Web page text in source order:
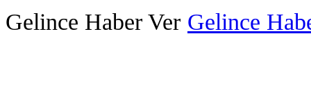
Gelince Haber Ver Gelince